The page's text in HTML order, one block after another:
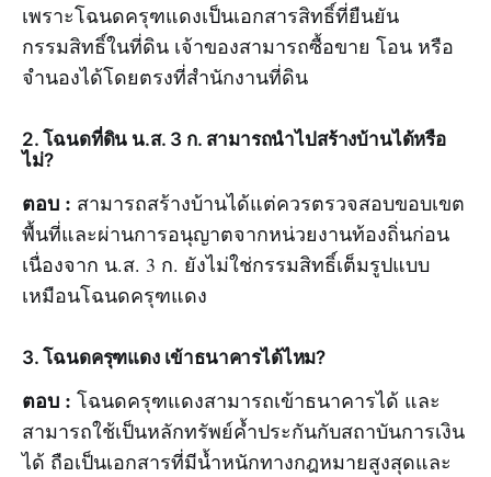
เพราะโฉนดครุฑแดงเป็นเอกสารสิทธิ์ที่ยืนยัน
กรรมสิทธิ์ในที่ดิน เจ้าของสามารถซื้อขาย โอน หรือ
จำนองได้โดยตรงที่สำนักงานที่ดิน
2. โฉนดที่ดิน น.ส. 3 ก. สามารถนำไปสร้างบ้านได้หรือ
ไม่?
ตอบ : สามารถสร้างบ้านได้แต่ควรตรวจสอบขอบเขต
พื้นที่และผ่านการอนุญาตจากหน่วยงานท้องถิ่นก่อน
เนื่องจาก น.ส. 3 ก. ยังไม่ใช่กรรมสิทธิ์เต็มรูปแบบ
เหมือนโฉนดครุฑแดง
3. โฉนดครุฑแดง เข้าธนาคารได้ไหม?
ตอบ : โฉนดครุฑแดงสามารถเข้าธนาคารได้ และ
สามารถใช้เป็นหลักทรัพย์ค้ำประกันกับสถาบันการเงิน
ได้ ถือเป็นเอกสารที่มีน้ำหนักทางกฎหมายสูงสุดและ